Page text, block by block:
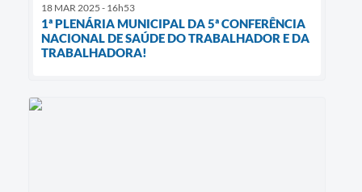
18 MAR 2025 - 16h53
1ª PLENÁRIA MUNICIPAL DA 5ª CONFERÊNCIA
NACIONAL DE SAÚDE DO TRABALHADOR E DA
TRABALHADORA!